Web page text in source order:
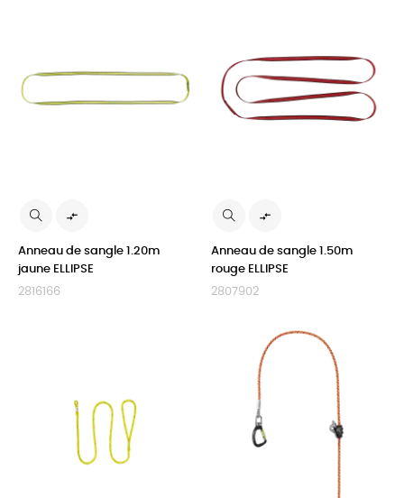

Anneau de sangle 1.20m
jaune ELLIPSE
2816166

Anneau de sangle 1.50m
rouge ELLIPSE
2807902